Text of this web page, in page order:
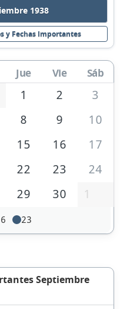
1938
y Fechas Importantes
Jue Vie Sáb
1 2
3
8 9
10
15 16
17
22 23
24
29 30 1
23
Septiembre